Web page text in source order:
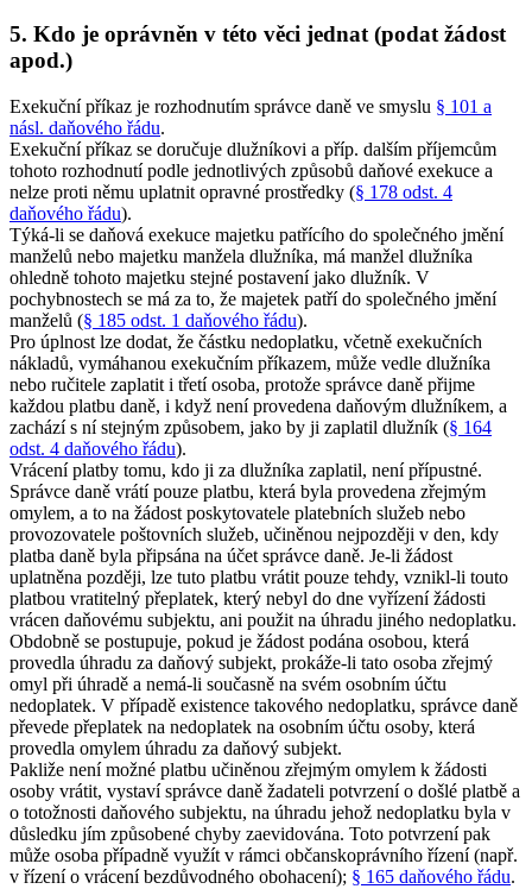
5. Kdo je oprávněn v této věci jednat (podat žádost
apod.)
Exekuční příkaz je rozhodnutím správce daně ve smyslu § 101 a
násl. daňového řádu.
Exekuční příkaz se doručuje dlužníkovi a příp. dalším příjemcům
tohoto rozhodnutí podle jednotlivých způsobů daňové exekuce a
nelze proti němu uplatnit opravné prostředky (§ 178 odst. 4
daňového řádu).
Týká-li se daňová exekuce majetku patřícího do společného jmění
manželů nebo majetku manžela dlužníka, má manžel dlužníka
ohledně tohoto majetku stejné postavení jako dlužník. V
pochybnostech se má za to, že majetek patří do společného jmění
manželů (§ 185 odst. 1 daňového řádu).
Pro úplnost lze dodat, že částku nedoplatku, včetně exekučních
nákladů, vymáhanou exekučním příkazem, může vedle dlužníka
nebo ručitele zaplatit i třetí osoba, protože správce daně přijme
každou platbu daně, i když není provedena daňovým dlužníkem, a
zachází s ní stejným způsobem, jako by ji zaplatil dlužník (§ 164
odst. 4 daňového řádu).
Vrácení platby tomu, kdo ji za dlužníka zaplatil, není přípustné.
Správce daně vrátí pouze platbu, která byla provedena zřejmým
omylem, a to na žádost poskytovatele platebních služeb nebo
provozovatele poštovních služeb, učiněnou nejpozději v den, kdy
platba daně byla připsána na účet správce daně. Je-li žádost
uplatněna později, lze tuto platbu vrátit pouze tehdy, vznikl-li touto
platbou vratitelný přeplatek, který nebyl do dne vyřízení žádosti
vrácen daňovému subjektu, ani použit na úhradu jiného nedoplatku.
Obdobně se postupuje, pokud je žádost podána osobou, která
provedla úhradu za daňový subjekt, prokáže-li tato osoba zřejmý
omyl při úhradě a nemá-li současně na svém osobním účtu
nedoplatek. V případě existence takového nedoplatku, správce daně
převede přeplatek na nedoplatek na osobním účtu osoby, která
provedla omylem úhradu za daňový subjekt.
Pakliže není možné platbu učiněnou zřejmým omylem k žádosti
osoby vrátit, vystaví správce daně žadateli potvrzení o došlé platbě a
o totožnosti daňového subjektu, na úhradu jehož nedoplatku byla v
důsledku jím způsobené chyby zaevidována. Toto potvrzení pak
může osoba případně využít v rámci občanskoprávního řízení (např.
v řízení o vrácení bezdůvodného obohacení); § 165 daňového řádu.